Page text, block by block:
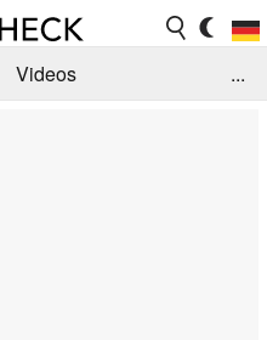
Videos
...